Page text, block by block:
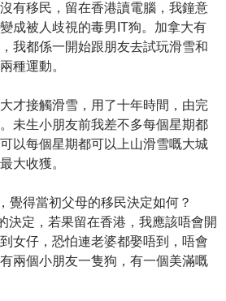
有移民，留在香港讀電腦，我鐘意
成被人歧視的毒男IT狗。加拿大有
我都係一開始跟朋友去試玩滑雪和
種運動。
才接觸滑雪，用了十年時間，由完
未生小朋友前我差不多每個星期都
以每個星期都可以上山滑雪嘅大城
大收獲。
覺得當初父母的移民決定如何？
決定，若果留在香港，我應該唔會開
女仔，恐怕連老婆都娶唔到，唔會
兩個小朋友一隻狗，有一個美滿嘅